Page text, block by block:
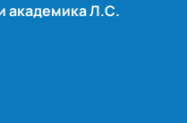
академика Л.С.